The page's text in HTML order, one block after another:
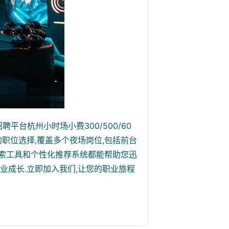
聘平台杭州小时场小费300/500/60
位选择,覆盖多个夜场岗位,包括前台
工具和个性化推荐系统都能帮助您迅
成长.立即加入我们,让您的职业旅程